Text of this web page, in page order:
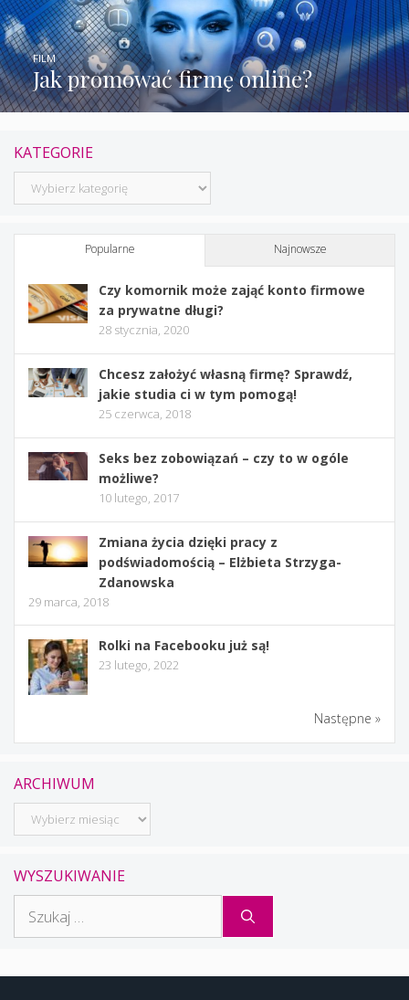
Jak promować firmę online?
FILM
KATEGORIE
Kategorie
Popularne Najnowsze
Czy komornik może zająć konto firmowe
za prywatne długi?
28 stycznia, 2020
Chcesz założyć własną firmę? Sprawdź,
jakie studia ci w tym pomogą!
25 czerwca, 2018
Seks bez zobowiązań – czy to w ogóle
możliwe?
10 lutego, 2017
Zmiana życia dzięki pracy z
podświadomością – Elżbieta Strzyga-
Zdanowska
29 marca, 2018
Rolki na Facebooku już są!
23 lutego, 2022
Następne »
ARCHIWUM
Archiwum
WYSZUKIWANIE